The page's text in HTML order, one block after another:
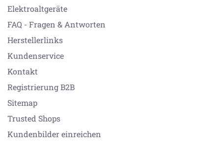
Elektroaltgeräte
FAQ - Fragen & Antworten
Herstellerlinks
Kundenservice
Kontakt
Registrierung B2B
Sitemap
Trusted Shops
Kundenbilder einreichen